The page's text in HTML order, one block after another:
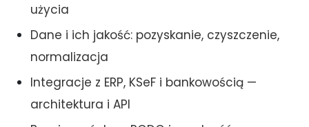
użycia
Dane i ich jakość: pozyskanie, czyszczenie,
normalizacja
Integracje z ERP, KSeF i bankowością —
architektura i API